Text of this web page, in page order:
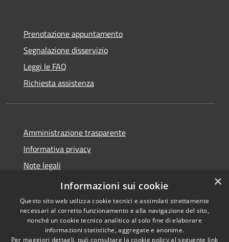
Prenotazione appuntamento
Segnalazione disservizio
Leggi le FAQ
Richiesta assistenza
Amministrazione trasparente
Informativa privacy
Note legali
Dichiarazione di accessibilità
Copyright © 2026 • Comune di
×
Informazioni sui cookie
Questo sito web utilizza cookie tecnici e assimilati strettamente
necessari al corretto funzionamento e alla navigazione del sito,
nonché un cookie tecnico analitico al solo fine di elaborare
informazioni statistiche, aggregate e anonime.
Per maggiori dettagli, può consultare la cookie policy al seguente link